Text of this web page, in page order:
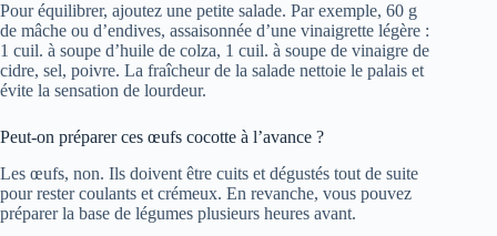
Pour équilibrer, ajoutez une petite salade. Par exemple, 60 g
de mâche ou d’endives, assaisonnée d’une vinaigrette légère :
1 cuil. à soupe d’huile de colza, 1 cuil. à soupe de vinaigre de
cidre, sel, poivre. La fraîcheur de la salade nettoie le palais et
évite la sensation de lourdeur.
Peut-on préparer ces œufs cocotte à l’avance ?
Les œufs, non. Ils doivent être cuits et dégustés tout de suite
pour rester coulants et crémeux. En revanche, vous pouvez
préparer la base de légumes plusieurs heures avant.